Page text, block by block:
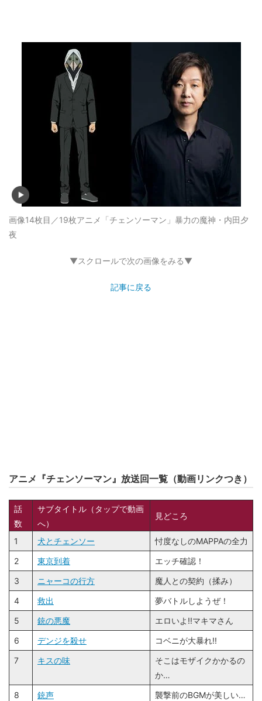
画像14枚目／19枚アニメ「チェンソーマン」暴力の魔神・内田夕
夜
▼スクロールで次の画像をみる▼
記事に戻る
アニメ『チェンソーマン』放送回一覧（動画リンクつき）
話
数
サブタイトル（タップで動画
へ）
見どころ
1 犬とチェンソー
忖度なしのMAPPAの全力
2
東京到着
エッチ確認！
3
ニャーコの行方
魔人との契約（揉み）
4
救出
夢バトルしようぜ！
5
銃の悪魔
エロいよ!!マキマさん
6
デンジを殺せ
コベニが大暴れ!!
7
キスの味
そこはモザイクかかるの
か…
8
銃声
襲撃前のBGMが美しい…